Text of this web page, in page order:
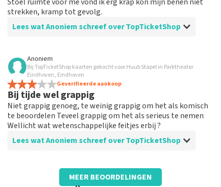
strekken, kramp tot gevolg.
Lees wat Anoniem schreef over TopTicketShop
Beoordeling van Anoniem over
Oké
Allemaal goed gegaan parkeren is een keien voor een
Leek
Anoniem
Bij TopTicketShop kaarten gekocht voor Huub Stapel in Parktheater
Eindhoven, Eindhoven
Geverifieerde aankoop
Bij tijde wel grappig
Niet grappig genoeg, te weinig grappig om het als komisch
te beoordelen Teveel grappig om het als serieus te nemen
Wellicht wat wetenschappelijke feitjes erbij ?
Lees wat Anoniem schreef over TopTicketShop
Beoordeling van Anoniem overTopTicketShop
MEER BEOORDELINGEN